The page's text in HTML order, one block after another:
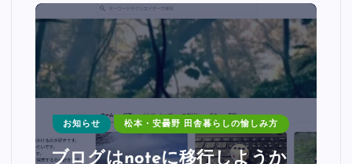
お知らせ 松本・安曇野 田舎暮らしの愉しみ方
ブログはnoteに移行しようか